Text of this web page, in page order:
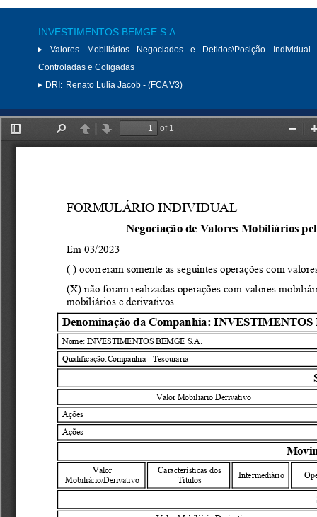
INVESTIMENTOS BEMGE S.A.
Valores Mobiliários Negociados e Detidos\Posição
Controladas e Coligadas
DRI: Renato Lulia Jacob - (FCA V3)